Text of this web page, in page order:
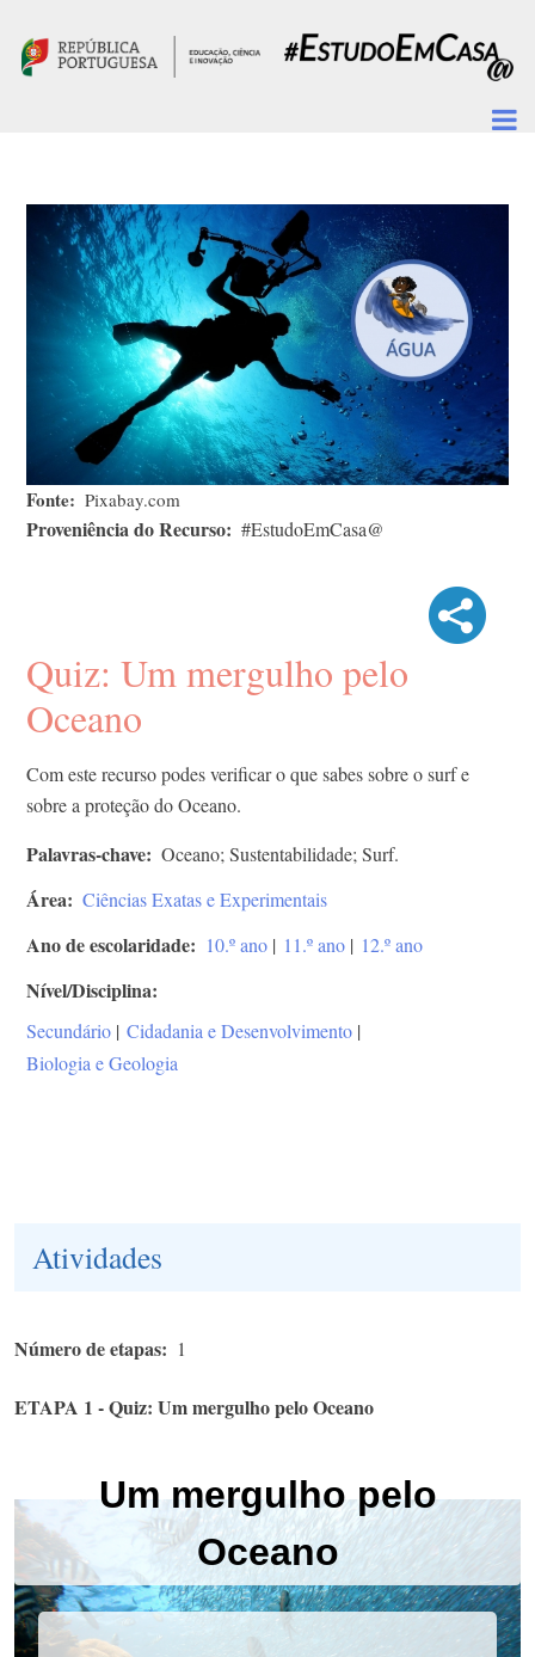
Fonte Pixabay.com
Proveniência do Recurso #EstudoEmCasa@
Quiz: Um mergulho pelo
Oceano
Com este recurso podes verificar o que sabes sobre o surf e
sobre a proteção do Oceano.
Palavras-chave Oceano; Sustentabilidade; Surf.
Área Ciências Exatas e Experimentais
Ano de escolaridade 10.º ano | 11.º ano | 12.º ano
Nível/Disciplina
Secundário | Cidadania e Desenvolvimento |
Biologia e Geologia
Atividades
Número de etapas 1
ETAPA 1 - Quiz: Um mergulho pelo Oceano